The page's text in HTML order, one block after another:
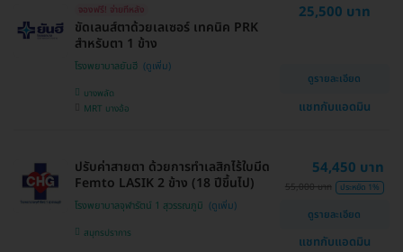
จองฟรี! จ่ายทีหลัง
ขัดเลนส์ตาด้วยเลเซอร์ เทคนิค PRK
สำหรับตา 1 ข้าง
โรงพยาบาลยันฮี
บางพลัด
MRT บางอ้อ
25,500 บาท
ดูรายละเอียด
แชทกับแอดมิน
ปรับค่าสายตา ด้วยการทำเลสิกไร้ใบมีด
Femto LASIK 2 ข้าง (18 ปีขึ้นไป)
โรงพยาบาลจุฬารัตน์ 1 สุวรรณภูมิ
สมุทรปราการ
54,450 บาท
55,000 บาท ประหยัด 1%
ดูรายละเอียด
แชทกับแอดมิน